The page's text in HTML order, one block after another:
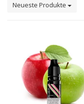
Neueste Produkte